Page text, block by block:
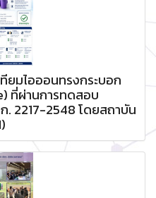
ยมไอออนทรงกระบอก
ที่ผ่านการทดสอบ
2217-2548 โดยสถาบัน